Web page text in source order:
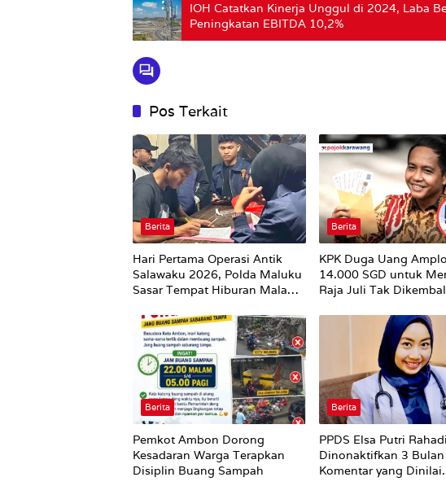
IOH Catatkan Kinerja Unggul di 2024, Laba
Peningkatan EBITDA 10,2%
Pos Terkait
Berita
Hari Pertama Operasi Antik
Salawaku 2026, Polda Maluku
Sasar Tempat Hiburan Malam
Berita
KPK Duga Uang
14.000 SGD untuk
Raja Juli Tak
Berita
Pemkot Ambon Dorong
Kesadaran Warga Terapkan
Disiplin Buang Sampah
Berita
PPDS Elsa Putri
Dinonaktifkan 3 Bulan
Komentar yang Dinilai